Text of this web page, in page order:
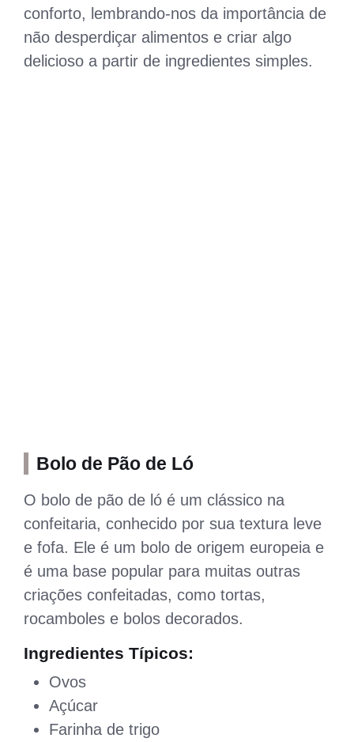
conforto, lembrando-nos da importância de
não desperdiçar alimentos e criar algo
delicioso a partir de ingredientes simples.
Bolo de Pão de Ló
O bolo de pão de ló é um clássico na
confeitaria, conhecido por sua textura leve
e fofa. Ele é um bolo de origem europeia e
é uma base popular para muitas outras
criações confeitadas, como tortas,
rocamboles e bolos decorados.
Ingredientes Típicos:
Ovos
Açúcar
Farinha de trigo